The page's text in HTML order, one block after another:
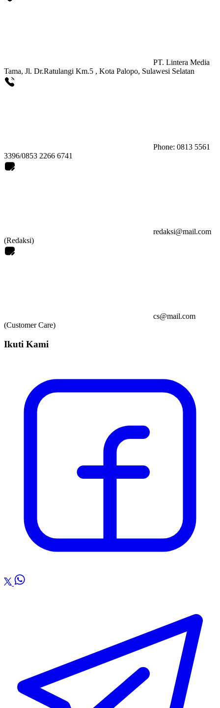
PT. Lintera Media
Tama, Jl. Dr.Ratulangi Km.5 , Kota Palopo, Sulawesi Selatan
Phone: 0813 5561
3396/0853 2266 6741
redaksi@mail.com
(Redaksi)
cs@mail.com
(Customer Care)
Ikuti Kami